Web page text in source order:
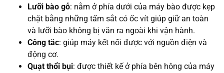
Lưỡi bào gỗ: nằm ở phía dưới của máy bào được kẹp
chặt bằng những tấm sắt có ốc vít giúp giữ an toàn
và lưỡi bào không bị văn ra ngoài khi vận hành.
Công tắc: giúp máy kết nối được với nguồn điện và
động cơ.
Quạt thổi bụi: được thiết kế ở phía bên hông của máy